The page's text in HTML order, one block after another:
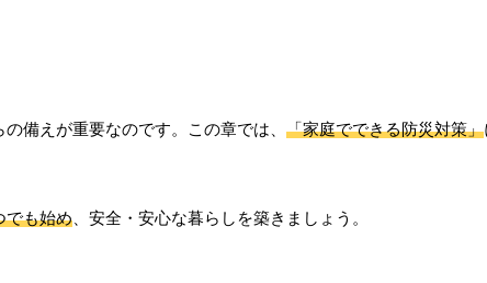
備えが重要なのです。この章では、 「家庭でできる防災対策」
でも始め 、安全・安心な暮らしを築きましょう。